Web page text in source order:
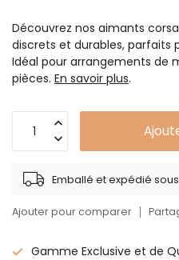
Découvrez nos aimants
discrets et durables, parfaits
Idéal pour arrangements de
pièces. En savoir plus.
Emballé et expédié
Ajouter pour comparer
Gamme Exclusive et de